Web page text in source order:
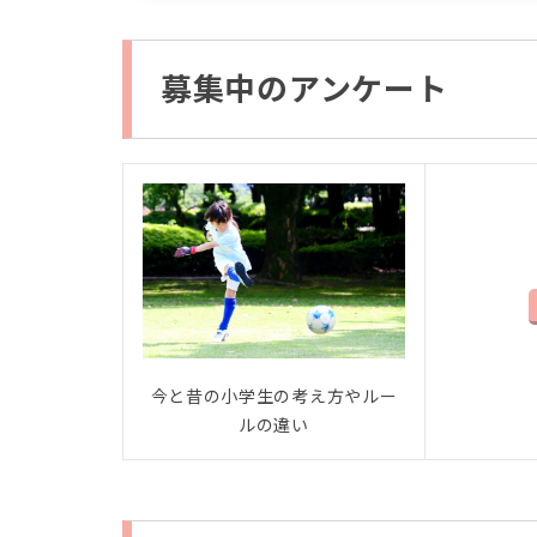
募集中のアンケート
今と昔の小学生の考え方やルー
ルの違い